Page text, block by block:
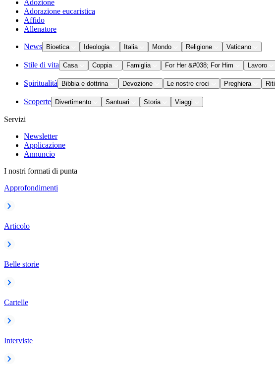
Adozione
Adorazione eucaristica
Affido
Allenatore
News Bioetica Ideologia Italia Mondo Religione Vaticano
Stile di vita Casa Coppia Famiglia For Her &#038; For Him Lavoro
Spiritualità Bibbia e dottrina Devozione Le nostre croci Preghiera Riti
Scoperte Divertimento Santuari Storia Viaggi
Servizi
Newsletter
Applicazione
Annuncio
I nostri formati di punta
Approfondimenti
Articolo
Belle storie
Cartelle
Interviste